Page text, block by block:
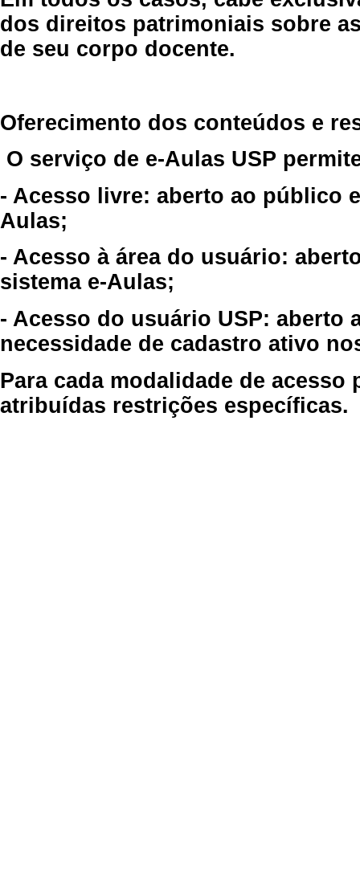
dos direitos patrimoniais sobre
de seu corpo docente.
Oferecimento dos conteúdos e
O serviço de e-Aulas USP
- Acesso livre: aberto ao público
Aulas;
- Acesso à área do usuário:
sistema e-Aulas;
- Acesso do usuário USP: aberto
necessidade de cadastro ativo
Para cada modalidade de
atribuídas restrições específicas.